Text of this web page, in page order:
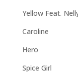
Yellow Feat.
Caroline
Hero
Spice Girl